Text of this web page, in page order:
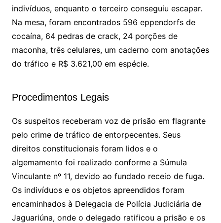
indivíduos, enquanto o terceiro conseguiu escapar.
Na mesa, foram encontrados 596 eppendorfs de
cocaína, 64 pedras de crack, 24 porções de
maconha, três celulares, um caderno com anotações
do tráfico e R$ 3.621,00 em espécie.
Procedimentos Legais
Os suspeitos receberam voz de prisão em flagrante
pelo crime de tráfico de entorpecentes. Seus
direitos constitucionais foram lidos e o
algemamento foi realizado conforme a Súmula
Vinculante nº 11, devido ao fundado receio de fuga.
Os indivíduos e os objetos apreendidos foram
encaminhados à Delegacia de Polícia Judiciária de
Jaguariúna, onde o delegado ratificou a prisão e os